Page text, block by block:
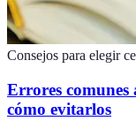
Consejos para elegir
Errores
cómo evitarlos